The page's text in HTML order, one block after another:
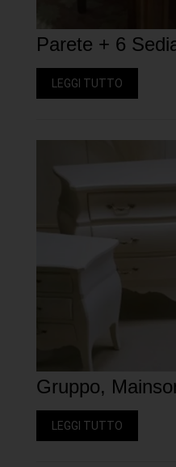
Parete + 6
LEGGI TUTTO
Gruppo,
LEGGI TUTTO